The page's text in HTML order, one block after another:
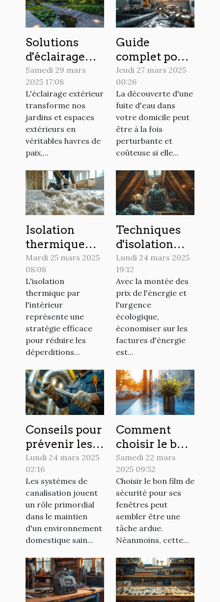
Solutions
d'éclairage
LED
économiques
pour jardins
et extérieurs
Samedi 29 mars
2025 17:08
L'éclairage extérieur
transforme nos
jardins et espaces
extérieurs en
véritables havres de
paix,...
Guide
complet pour
identifier et
réparer les
fuites d'eau
dans votre
domicile
Jeudi 27 mars 2025
00:26
La découverte d'une
fuite d'eau dans
votre domicile peut
être à la fois
perturbante et
coûteuse si elle...
Isolation
thermique
par l'intérieur
techniques et
matériaux
pour un
habitat plus
économe
Mardi 25 mars 2025
08:08
L'isolation
thermique par
l'intérieur
représente une
stratégie efficace
pour réduire les
déperditions...
Techniques
d'isolation
thermique
faciles pour
économiser
sur les
factures
d'énergie
Lundi 24 mars 2025
19:12
Avec la montée des
prix de l'énergie et
l'urgence
écologique,
économiser sur les
factures d'énergie
est...
Conseils pour
prévenir les
blocages dans
les systèmes
de
canalisation
Lundi 24 mars 2025
02:16
Les systèmes de
canalisation jouent
un rôle primordial
dans le maintien
d'un environnement
domestique sain...
Comment
choisir le bon
film de
sécurité pour
vos fenêtres
Samedi 22 mars
2025 09:52
Choisir le bon film de
sécurité pour ses
fenêtres peut
sembler être une
tâche ardue.
Néanmoins, cette...